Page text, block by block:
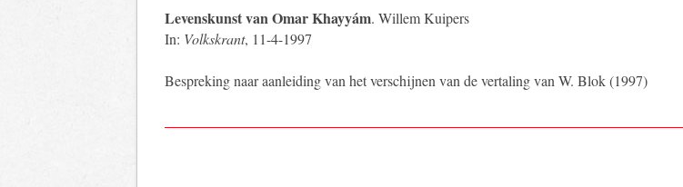
Levenskunst van Omar Khayyám. Willem Kuipers
In: Volkskrant, 11-4-1997
Bespreking naar aanleiding van het verschijnen van de vertaling van W. Blok (1997)